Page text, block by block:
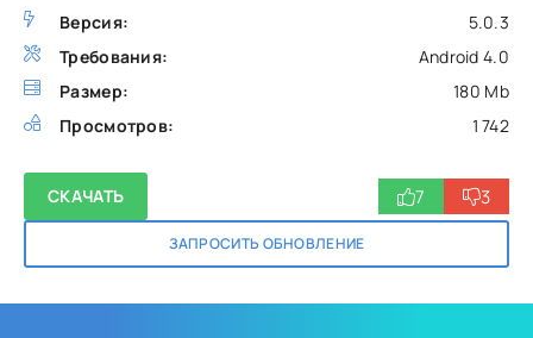
Версия:
5.0.3
Требования:
Android 4.0
Размер:
180 Mb
Просмотров:
1 742
СКАЧАТЬ
ЗАПРОСИТЬ ОБНОВЛЕНИЕ
7 3